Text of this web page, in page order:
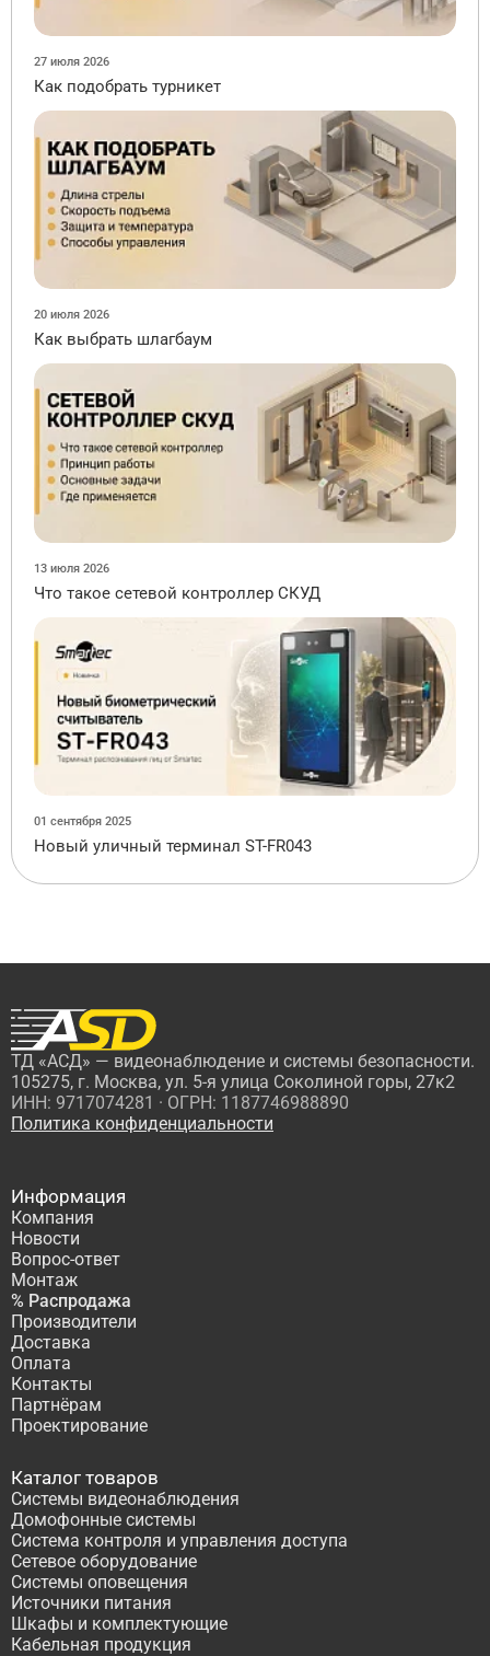
27 июля 2026
Как подобрать турникет
20 июля 2026
Как выбрать шлагбаум
13 июля 2026
Что такое сетевой контроллер СКУД
01 сентября 2025
Новый уличный терминал ST-FR043
ТД «АСД» — видеонаблюдение и системы безопасности.
105275, г. Москва, ул. 5-я улица Соколиной горы, 27к2
ИНН: 9717074281 · ОГРН: 1187746988890
Политика конфиденциальности
Информация
Компания
Новости
Вопрос-ответ
Монтаж
% Распродажа
Производители
Доставка
Оплата
Контакты
Партнёрам
Проектирование
Каталог товаров
Системы видеонаблюдения
Домофонные системы
Система контроля и управления доступа
Сетевое оборудование
Системы оповещения
Источники питания
Шкафы и комплектующие
Кабельная продукция